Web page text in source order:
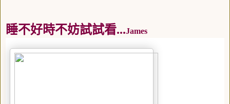
睡不好時不妨試試看...James